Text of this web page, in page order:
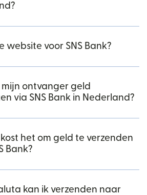
website voor SNS Bank?
mijn ontvanger geld
via SNS Bank in Nederland?
kost het om geld te verzenden
Bank?
kan ik verzenden naar